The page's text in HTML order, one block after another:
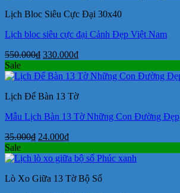
38.000₫.
Lịch Bloc Siêu Cực Đại 30x40
Lịch bloc siêu cực đại Cảnh Đẹp Việt Nam
550.000₫ Giá
là:
330.000₫Giá
tại
330.000₫.
Sale
Lịch Để Bàn 13 Tờ
Mẫu Lịch Bàn 13 Tờ Những Con Đường Đẹp
35.000₫ Giá
là:
24.000₫Giá
tại
24.000₫.
Sale
Lò Xo Giữa 13 Tờ Bộ Số